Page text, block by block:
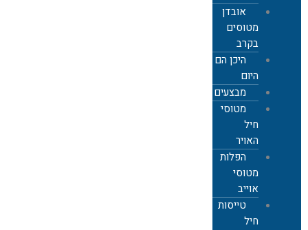
אובדן
מטוסים
בקרב
היכן הם
היום
מבצעים
מטוסי
חיל
האויר
הפלות
מטוסי
אוייב
טייסות
חיל